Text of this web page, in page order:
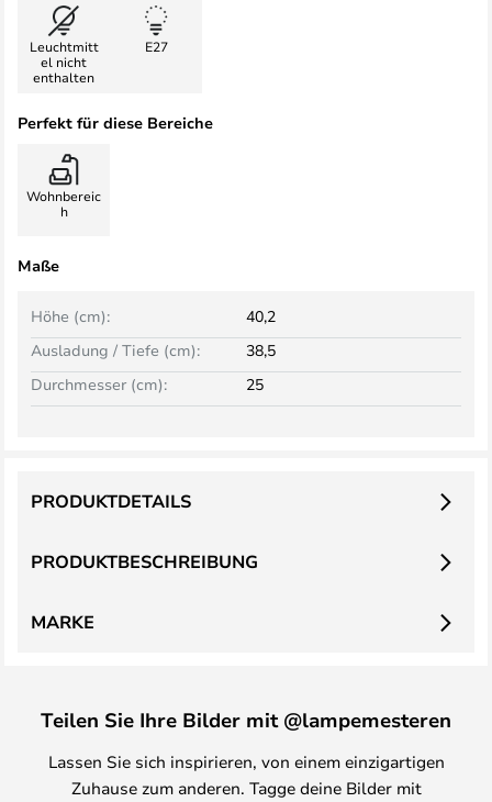
Leuchtmitt
el nicht
enthalten
E27
Perfekt für diese Bereiche
Wohnbereic
h
Maße
Höhe (cm):
40,2
Ausladung / Tiefe (cm):
38,5
Durchmesser (cm):
25
PRODUKTBESCHREIBUNG
PRODUKTDETAILS
MARKE
Teilen Sie Ihre Bilder mit @lampemesteren
Lassen Sie sich inspirieren, von einem einzigartigen
Zuhause zum anderen. Tagge deine Bilder mit